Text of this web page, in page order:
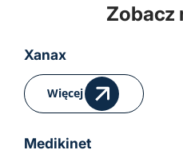
Zobacz
Xanax
Więcej
Medikinet
bakteryjne dróg
miękkich oraz innych
problemem zdrowotnym
dorosłych, jak i dzieci.
płuc, zapalenie oskrzeli,
powikłań, jeśli nie zostaną
oparta na estetrolu
jako odpowiedź na potrzeby
Antykoncepcja hormonalna
jedno z najczęściej
zakresie kontroli płodności.
bezpieczeństwa, lepszej